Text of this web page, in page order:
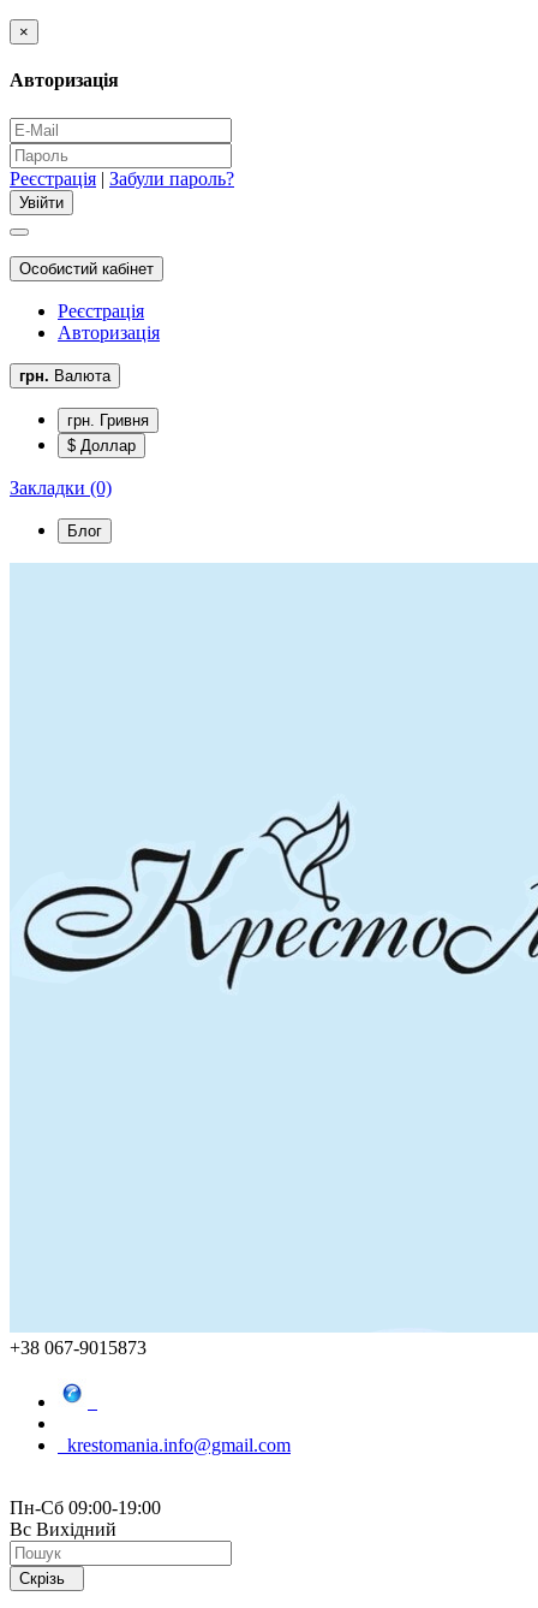
×
Авторизація
Реєстрація | Забули пароль?
Особистий кабінет
Реєстрація
Авторизація
грн. Валюта
грн. Гривня
$ Доллар
Закладки (0)
Блог
+38 067-9015873
krestomania.info@gmail.com
Пн-Сб 09:00-19:00
Вс Вихідний
Скрізь